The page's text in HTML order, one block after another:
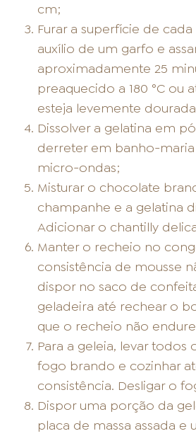
cm;
Furar a superfície de
auxílio de um garfo e
aproximadamente 25
preaquecido a 180 °C ou
esteja levemente
Dissolver a gelatina em
derreter em banho-
micro-ondas;
Misturar o chocolate
champanhe e a gelatina
Adicionar o chantilly
Manter o recheio no
consistência de mousse
dispor no saco de
geladeira até rechear o
que o recheio não
Para a geleia, levar todos
fogo brando e cozinhar
consistência. Desligar o
Dispor uma porção da
placa de massa assada